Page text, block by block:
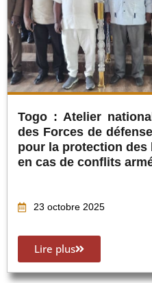
Togo : Atelier
des Forces de
pour la protection
en cas de conflits
23 octobre 2025
Lire plus